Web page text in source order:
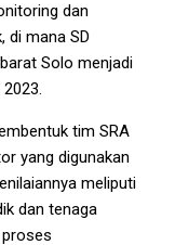
dan
di mana SD
Solo menjadi
tim SRA
yang digunakan
meliputi
dan tenaga